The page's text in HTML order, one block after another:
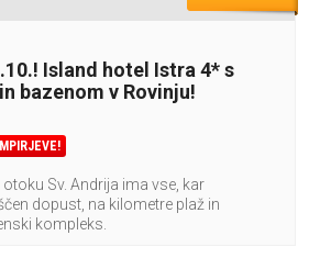
Island hotel Istra 4* s
bazenom v Rovinju!
Sv. Andrija ima vse, kar
dopust, na kilometre plaž in
kompleks.